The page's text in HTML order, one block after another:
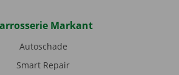
Markant
Autoschade
Smart Repair